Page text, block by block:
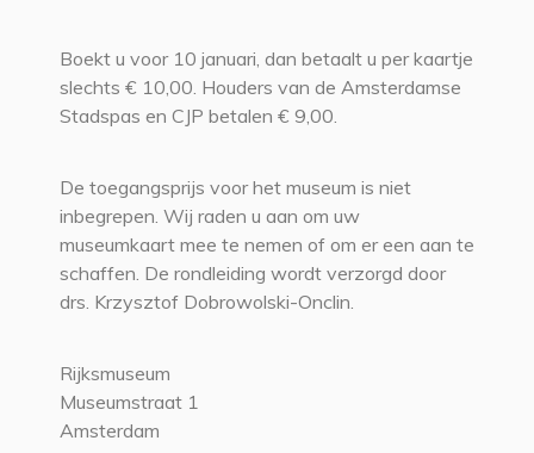
Boekt u voor 10 januari, dan betaalt u per kaartje
slechts € 10,00. Houders van de Amsterdamse
Stadspas en CJP betalen € 9,00.
De toegangsprijs voor het museum is niet
inbegrepen. Wij raden u aan om uw
museumkaart mee te nemen of om er een aan te
schaffen. De rondleiding wordt verzorgd door
drs. Krzysztof Dobrowolski-Onclin.
Rijksmuseum
Museumstraat 1
Amsterdam